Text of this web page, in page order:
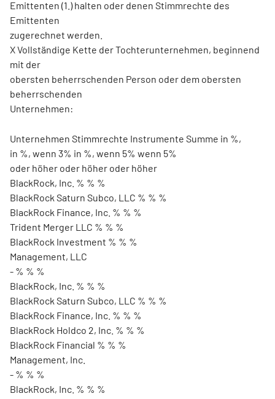
Emittenten (1.) halten oder denen Stimmrechte des
Emittenten
zugerechnet werden.
X Vollständige Kette der Tochterunternehmen, beginnend
mit der
obersten beherrschenden Person oder dem obersten
beherrschenden
Unternehmen:
Unternehmen Stimmrechte Instrumente Summe in %,
in %, wenn 3% in %, wenn 5% wenn 5%
oder höher oder höher oder höher
BlackRock, Inc. % % %
BlackRock Saturn Subco, LLC % % %
BlackRock Finance, Inc. % % %
Trident Merger LLC % % %
BlackRock Investment % % %
Management, LLC
- % % %
BlackRock, Inc. % % %
BlackRock Saturn Subco, LLC % % %
BlackRock Finance, Inc. % % %
BlackRock Holdco 2, Inc. % % %
BlackRock Financial % % %
Management, Inc.
- % % %
BlackRock, Inc. % % %